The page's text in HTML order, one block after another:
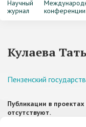
Научный
журнал
конференции
Кулаева
Пензенский
Публикации в
отсутствуют.